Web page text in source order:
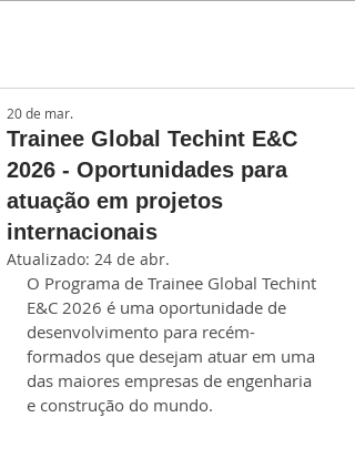
Trainee Global Techint E&C
2026 - Oportunidades para
atuação em projetos
internacionais
20 de mar.
Atualizado: 24 de abr.
O Programa de Trainee Global Techint
E&C 2026 é uma oportunidade de
desenvolvimento para recém-
formados que desejam atuar em uma
das maiores empresas de engenharia
e construção do mundo.